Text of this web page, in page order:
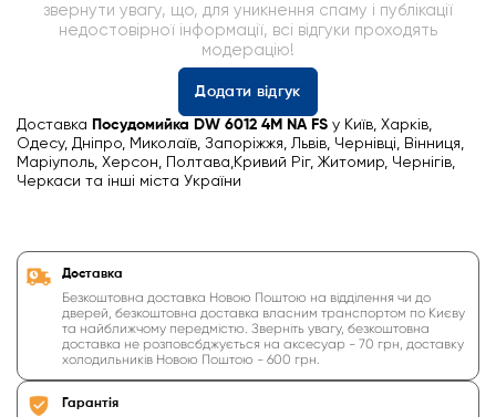
звернути увагу, що, для уникнення спаму і публікації
недостовірної інформації, всі відгуки проходять
модерацію!
Додати відгук
Доставка Посудомийка DW 6012 4M NA FS у Київ, Харків,
Одесу, Дніпро, Миколаїв, Запоріжжя, Львів, Чернівці, Вінниця,
Маріуполь, Херсон, Полтава,Кривий Ріг, Житомир, Чернігів,
Черкаси та інші міста України
Доставка
Безкоштовна доставка Новою Поштою на відділення чи до
дверей, безкоштовна доставка власним транспортом по Києву
та найближчому передмістю. Зверніть увагу, безкоштовна
доставка не розповсбджується на аксесуар - 70 грн, доставку
холодильників Новою Поштою - 600 грн.
Гарантія